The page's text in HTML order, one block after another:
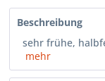
Beschreibung
sehr frühe,
mehr